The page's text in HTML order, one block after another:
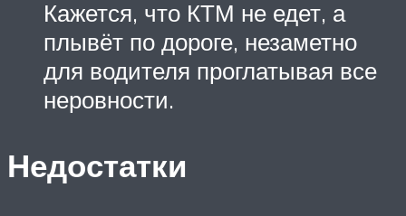
Кажется, что КТМ не едет, а
плывёт по дороге, незаметно
для водителя проглатывая все
неровности.
Недостатки